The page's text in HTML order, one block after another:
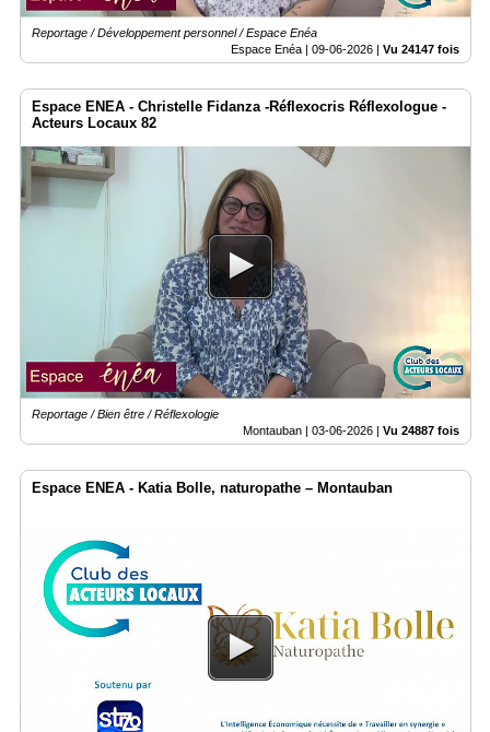
Reportage / Développement personnel / Espace Enéa
Espace Enéa | 09-06-2026 | Vu 24147 fois
Espace ENEA - Christelle Fidanza -Réflexocris Réflexologue -
Acteurs Locaux 82
Reportage / Bien être / Réflexologie
Montauban | 03-06-2026 | Vu 24887 fois
Espace ENEA - Katia Bolle, naturopathe – Montauban